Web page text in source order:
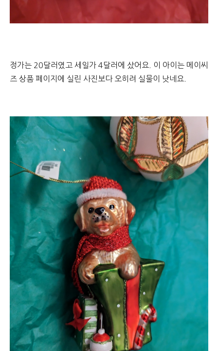
정가는 20달러였고 세일가 4달러에 샀어요. 이 아이는 메이씨
즈 상품 페이지에 실린 사진보다 오히려 실물이 낫네요.